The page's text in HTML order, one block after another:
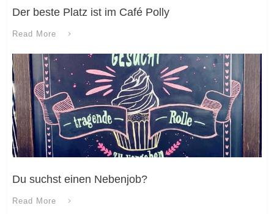
Der beste Platz ist im Café Polly
Read More
Du suchst einen Nebenjob?
Read More